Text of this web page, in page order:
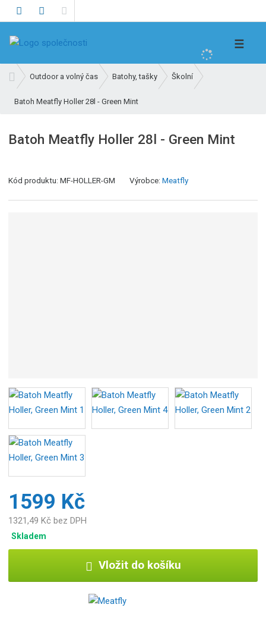
t
☰
v
o
í
r
Outdoor a volný čas Batohy, tašky Školní
Batoh Meatfly Holler 28l - Green Mint
Batoh Meatfly Holler 28l - Green Mint
Kód produktu:MF-HOLLER-GM Výrobce:Meatfly
1599 Kč
1321,49 Kč bez DPH
Skladem
Vložit do košíku